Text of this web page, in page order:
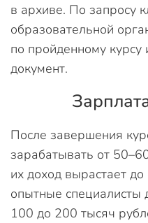
в архиве. По запросу
образовательной
по пройденному курсу
документ.
После завершения
зарабатывать от
их доход вырастает
опытные специалисты
100 до 200 тысяч